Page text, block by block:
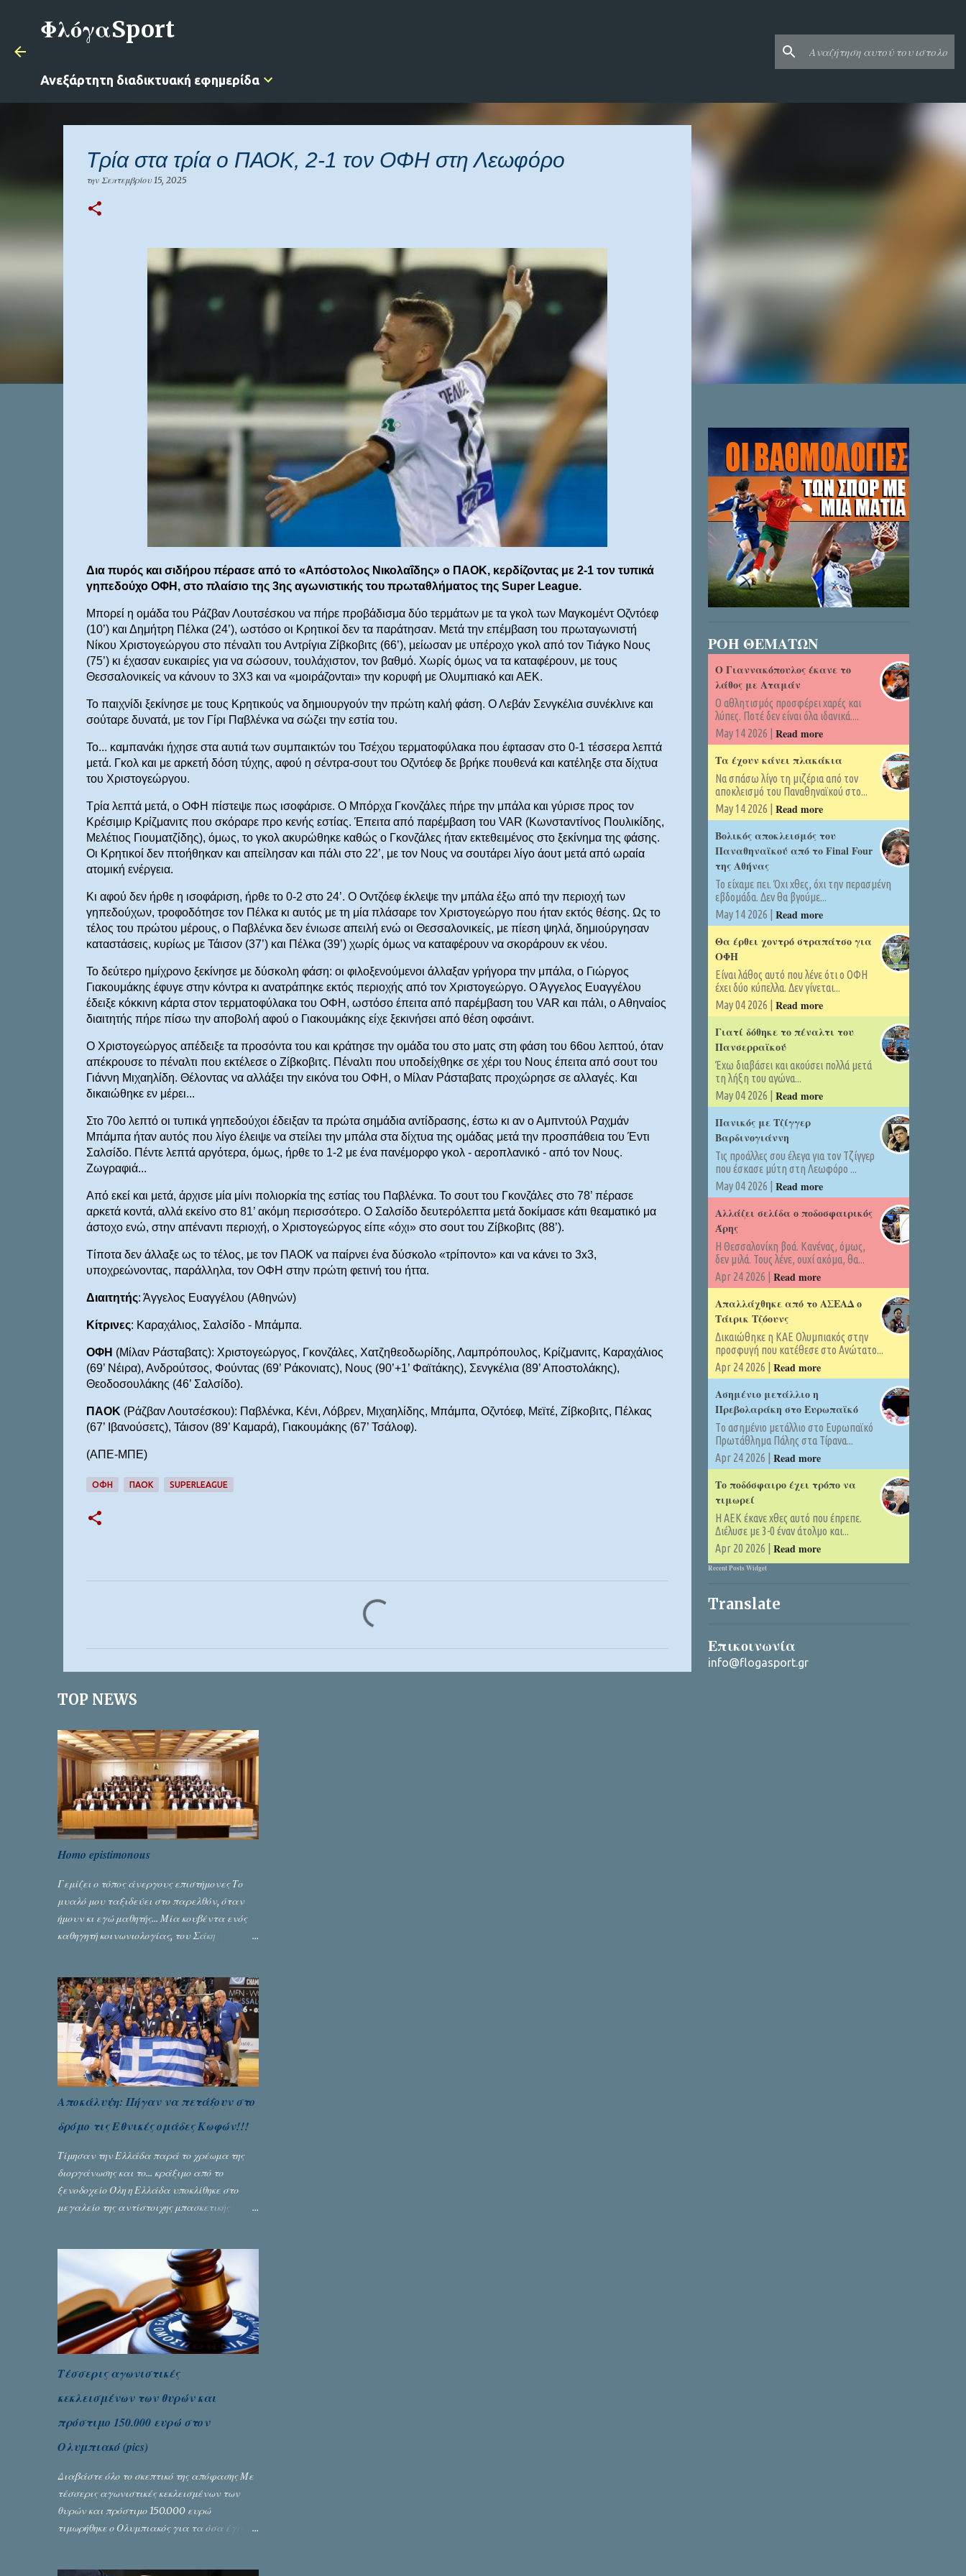
ΦλόγαSport
Ανεξάρτητη διαδικτυακή εφημερίδα
Τρία στα τρία ο ΠΑΟΚ, 2-1 τον ΟΦΗ στη Λεωφόρο
την Σεπτεμβρίου 15, 2025
Δια πυρός και σιδήρου πέρασε από το «Απόστολος Νικολαΐδης» ο ΠΑΟΚ, κερδίζοντας με 2-1 τον τυπικά
γηπεδούχο ΟΦΗ, στο πλαίσιο της 3ης αγωνιστικής του πρωταθλήματος της Super League.
Μπορεί η ομάδα του Ράζβαν Λουτσέσκου να πήρε προβάδισμα δύο τερμάτων με τα γκολ των Μαγκομέντ Οζντόεφ
(10’) και Δημήτρη Πέλκα (24’), ωστόσο οι Κρητικοί δεν τα παράτησαν. Μετά την επέμβαση του πρωταγωνιστή
Νίκου Χριστογεώργου στο πέναλτι του Αντρίγια Ζίβκοβιτς (66’), μείωσαν με υπέροχο γκολ από τον Τιάγκο Νους
(75’) κι έχασαν ευκαιρίες για να σώσουν, τουλάχιστον, τον βαθμό. Χωρίς όμως να τα καταφέρουν, με τους
Θεσσαλονικείς να κάνουν το 3Χ3 και να «μοιράζονται» την κορυφή με Ολυμπιακό και ΑΕΚ.
Το παιχνίδι ξεκίνησε με τους Κρητικούς να δημιουργούν την πρώτη καλή φάση. Ο Λεβάν Σενγκέλια συνέκλινε και
σούταρε δυνατά, με τον Γίρι Παβλένκα να σώζει την εστία του.
Το... καμπανάκι ήχησε στα αυτιά των συμπαικτών του Τσέχου τερματοφύλακα που έφτασαν στο 0-1 τέσσερα λεπτά
μετά. Γκολ και με αρκετή δόση τύχης, αφού η σέντρα-σουτ του Οζντόεφ δε βρήκε πουθενά και κατέληξε στα δίχτυα
του Χριστογεώργου.
Τρία λεπτά μετά, ο ΟΦΗ πίστεψε πως ισοφάρισε. Ο Μπόρχα Γκονζάλες πήρε την μπάλα και γύρισε προς τον
Κρέσιμιρ Κρίζμανιτς που σκόραρε προ κενής εστίας. Έπειτα από παρέμβαση του VAR (Κωνσταντίνος Πουλικίδης,
Μελέτιος Γιουματζίδης), όμως, το γκολ ακυρώθηκε καθώς ο Γκονζάλες ήταν εκτεθειμένος στο ξεκίνημα της φάσης.
Οι Κρητικοί δεν πτοήθηκαν και απείλησαν και πάλι στο 22’, με τον Νους να σουτάρει λίγο άουτ μετά από ωραία
ατομική ενέργεια.
Κι αφού δεν ήρθε η ισοφάριση, ήρθε το 0-2 στο 24’. Ο Οντζόεφ έκλεψε την μπάλα έξω από την περιοχή των
γηπεδούχων, τροφοδότησε τον Πέλκα κι αυτός με τη μία πλάσαρε τον Χριστογεώργο που ήταν εκτός θέσης. Ως το
τέλος του πρώτου μέρους, ο Παβλένκα δεν ένιωσε απειλή ενώ οι Θεσσαλονικείς, με πίεση ψηλά, δημιούργησαν
καταστάσεις, κυρίως με Τάισον (37’) και Πέλκα (39’) χωρίς όμως να καταφέρουν να σκοράρουν εκ νέου.
Το δεύτερο ημίχρονο ξεκίνησε με δύσκολη φάση: οι φιλοξενούμενοι άλλαξαν γρήγορα την μπάλα, ο Γιώργος
Γιακουμάκης έφυγε στην κόντρα κι ανατράπηκε εκτός περιοχής από τον Χριστογεώργο. Ο Άγγελος Ευαγγέλου
έδειξε κόκκινη κάρτα στον τερματοφύλακα του ΟΦΗ, ωστόσο έπειτα από παρέμβαση του VAR και πάλι, ο Αθηναίος
διαιτητής πήρε πίσω την αποβολή αφού ο Γιακουμάκης είχε ξεκινήσει από θέση οφσάιντ.
Ο Χριστογεώργος απέδειξε τα προσόντα του και κράτησε την ομάδα του στο ματς στη φάση του 66ου λεπτού, όταν
απέκρουσε το πέναλτι που εκτέλεσε ο Ζίβκοβιτς. Πέναλτι που υποδείχθηκε σε χέρι του Νους έπειτα από σουτ του
Γιάννη Μιχαηλίδη. Θέλοντας να αλλάξει την εικόνα του ΟΦΗ, ο Μίλαν Ράσταβατς προχώρησε σε αλλαγές. Και
δικαιώθηκε εν μέρει...
Στο 70ο λεπτό οι τυπικά γηπεδούχοι έδειξαν τα πρώτα σημάδια αντίδρασης, έστω κι αν ο Αμπντούλ Ραχμάν
Μπάμπα ήταν αυτός που λίγο έλειψε να στείλει την μπάλα στα δίχτυα της ομάδας μετά την προσπάθεια του Έντι
Σαλσίδο. Πέντε λεπτά αργότερα, όμως, ήρθε το 1-2 με ένα πανέμορφο γκολ - αεροπλανικό - από τον Νους.
Ζωγραφιά...
Από εκεί και μετά, άρχισε μία μίνι πολιορκία της εστίας του Παβλένκα. Το σουτ του Γκονζάλες στο 78’ πέρασε
αρκετά κοντά, αλλά εκείνο στο 81’ ακόμη περισσότερο. Ο Σαλσίδο δευτερόλεπτα μετά δοκίμασε κάτι θεαματικό μα
άστοχο ενώ, στην απέναντι περιοχή, ο Χριστογεώργος είπε «όχι» στο σουτ του Ζίβκοβιτς (88’).
Τίποτα δεν άλλαξε ως το τέλος, με τον ΠΑΟΚ να παίρνει ένα δύσκολο «τρίποντο» και να κάνει το 3x3,
υποχρεώνοντας, παράλληλα, τον ΟΦΗ στην πρώτη φετινή του ήττα.
Διαιτητής: Άγγελος Ευαγγέλου (Αθηνών)
Κίτρινες: Καραχάλιος, Σαλσίδο - Μπάμπα.
ΟΦΗ (Μίλαν Ράσταβατς): Χριστογεώργος, Γκονζάλες, Χατζηθεοδωρίδης, Λαμπρόπουλος, Κρίζμανιτς, Καραχάλιος
(69’ Νέιρα), Ανδρούτσος, Φούντας (69’ Ράκονιατς), Νους (90’+1’ Φαϊτάκης), Σενγκέλια (89’ Αποστολάκης),
Θεοδοσουλάκης (46’ Σαλσίδο).
ΠΑΟΚ (Ράζβαν Λουτσέσκου): Παβλένκα, Κένι, Λόβρεν, Μιχαηλίδης, Μπάμπα, Οζντόεφ, Μεϊτέ, Ζίβκοβιτς, Πέλκας
(67’ Ιβανούσετς), Τάισον (89’ Καμαρά), Γιακουμάκης (67’ Τσάλοφ).
(ΑΠΕ-ΜΠΕ)
ΟΦΗ ΠΑΟΚ SUPERLEAGUE
α
TOP NEWS
Homo epistimonous
Γεμίζει ο τόπος άνεργους επιστήμονες Το
μυαλό μου ταξιδεύει στο παρελθόν, όταν
ήμουν κι εγώ μαθητής... Μία κουβέντα ενός
καθηγητή κοινωνιολογίας, του Σάκη
Γράφει ο Σταύρος Αλευρογιάννης
Αποκάλυψη: Πήγαν να πετάξουν στο
δρόμο τις Εθνικές ομάδες Κωφών!!!
Τίμησαν την Ελλάδα παρά το χρέωμα της
διοργάνωσης και το... κράξιμο από το
ξενοδοχείο Όλη η Ελλάδα υποκλίθηκε στο
μεγαλείο της αντίστοιχης μπασκετικής
πρωταθλήματος κωφών που διεξήχθη στη
Θεσσανολίκη τις προηγουμενες ημέρες. Πίσω
από την λάμψη και την αποθέωση που
γνώρισαν τα κορίτσια της Αθηνάς Ζέρβα με
την πορεία τους που ολοκληρώθηκε με τη νίκη
τους στον τελικό επί της Λιθουανίας,
δυσάρεστα...
Τέσσερις αγωνιστικές
κεκλεισμένων των θυρών και
πρόστιμο 150.000 ευρώ στον
Ολυμπιακό (pics)
Διαβάστε όλο το σκεπτικό της απόφασης Με
τέσσερις αγωνιστικές κεκλεισμένων των
θυρών και πρόστιμο 150.000 ευρώ
τιμωρήθηκε ο Ολυμπιακός για τα όσα έγιναν
ΡΟΗ ΘΕΜΑΤΩΝ
Ο Γιαννακόπουλος έκανε το
λάθος με Αταμάν
Ο αθλητισμός προσφέρει χαρές και
λύπες. Ποτέ δεν είναι όλα ιδανικά....
May 14 2026 | Read more
Τα έχουν κάνει πλακάκια
Να σπάσω λίγο τη μιζέρια από τον
αποκλεισμό του Παναθηναϊκού στο...
May 14 2026 | Read more
Βολικός αποκλεισμός του
Παναθηναϊκού από το Final Four
της Αθήνας
Το είχαμε πει. Όχι χθες, όχι την περασμένη
εβδομάδα. Δεν θα βγούμε...
May 14 2026 | Read more
Θα έρθει χοντρό στραπάτσο για
ΟΦΗ
Είναι λάθος αυτό που λένε ότι ο ΟΦΗ
έχει δύο κύπελλα. Δεν γίνεται...
May 04 2026 | Read more
Γιατί δόθηκε το πέναλτι του
Πανσερραϊκού
Έχω διαβάσει και ακούσει πολλά μετά
τη λήξη του αγώνα...
May 04 2026 | Read more
Πανικός με Τζίγγερ
Βαρδινογιάννη
Τις προάλλες σου έλεγα για τον Τζίγγερ
που έσκασε μύτη στη Λεωφόρο ...
May 04 2026 | Read more
Αλλάζει σελίδα ο ποδοσφαιρικός
Άρης
Η Θεσσαλονίκη βοά. Κανένας, όμως,
δεν μιλά. Τους λένε, ουχί ακόμα, θα...
Apr 24 2026 | Read more
Απαλλάχθηκε από το ΑΣΕΑΔ ο
Τάιρικ Τζόουνς
Δικαιώθηκε η ΚΑΕ Ολυμπιακός στην
προσφυγή που κατέθεσε στο Ανώτατο...
Apr 24 2026 | Read more
Ασημένιο μετάλλιο η
Πρεβολαράκη στο Ευρωπαϊκό
Tο ασημένιο μετάλλιο στο Ευρωπαϊκό
Πρωτάθλημα Πάλης στα Τίρανα...
Apr 24 2026 | Read more
Το ποδόσφαιρο έχει τρόπο να
τιμωρεί
Η ΑΕΚ έκανε χθες αυτό που έπρεπε.
Διέλυσε με 3-0 έναν άτολμο και...
Apr 20 2026 | Read more
Recent Posts Widget
Translate
Επικοινωνία
info@flogasport.gr